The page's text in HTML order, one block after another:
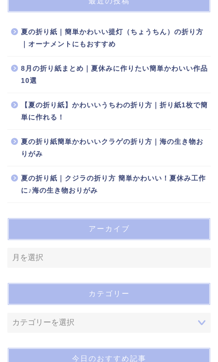
夏の折り紙｜簡単かわいい提灯（ちょうちん）の折り方
｜オーナメントにもおすすめ
8月の折り紙まとめ｜夏休みに作りたい簡単かわいい作品
10選
【夏の折り紙】かわいいうちわの折り方｜折り紙1枚で簡
単に作れる！
夏の折り紙簡単かわいいクラゲの折り方｜海の生き物お
りがみ
夏の折り紙｜クジラの折り方 簡単かわいい！夏休み工作
に♪海の生き物おりがみ
アーカイブ
カテゴリー
今日のおすすめ記事